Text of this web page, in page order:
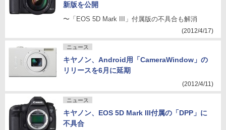
新版を公開
〜「EOS 5D Mark III」付属版の不具合も解消
(2012/4/17)
ニュース
キヤノン、Android用「CameraWindow」の
リリースを6月に延期
(2012/4/11)
ニュース
キヤノン、EOS 5D Mark III付属の「DPP」に
不具合